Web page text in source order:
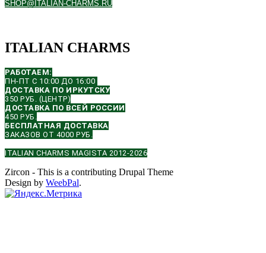
SHOP@ITALIAN-CHARMS.RU
ITALIAN CHARMS
РАБОТАЕМ:
ПН-ПТ С 10:00 ДО 16:00
ДОСТАВКА ПО ИРКУТСКУ
350 РУБ. (ЦЕНТР)
ДОСТАВКА ПО ВСЕЙ РОССИИ
450 РУБ.
БЕСПЛАТНАЯ ДОСТАВКА
ЗАКАЗОВ ОТ 4000 РУБ.
ITALIAN CHARMS MAGISTA 2012-2026
Zircon - This is a contributing Drupal Theme
Design by WeebPal.